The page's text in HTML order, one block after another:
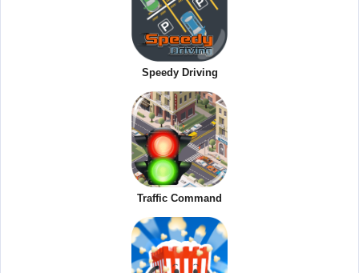
Speedy Driving
Traffic Command